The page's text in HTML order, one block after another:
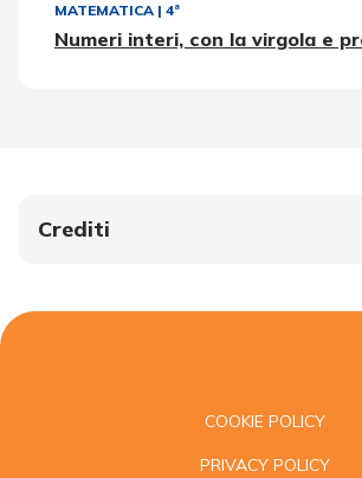
MATEMATICA | 4ª
Numeri interi, con la virgola e
Crediti
COOKIE POLICY
PRIVACY POLICY